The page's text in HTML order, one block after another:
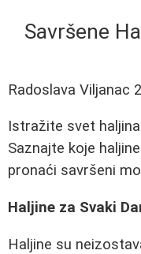
Savršene
Radoslava Viljanac
Istražite svet
Saznajte koje
pronaći savršeni
Haljine za Svaki
Haljine su